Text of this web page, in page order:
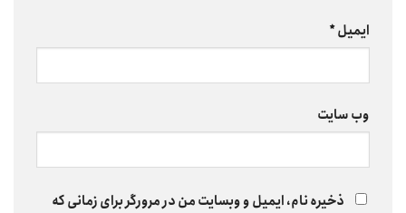
ایمیل*
وب‌ سایت
ذخیره نام، ایمیل و وبسایت من در مرورگر برای زمانی که